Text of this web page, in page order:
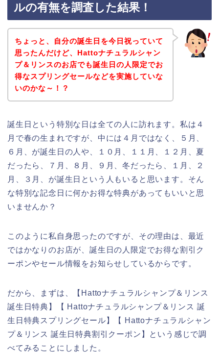
ルの有無を調査した結果！
ちょっと、自分の誕生日を今日祝っていて
思ったんだけど、Hattoナチュラルシャン
プ＆リンスのお店でも誕生日の人限定でお
得なスプリングセールなどを実施していな
いのかな～！？
誕生日という特別な日は全ての人に訪れます。私は４
月で春の生まれですが、中には４月ではなく、５月、
６月、が誕生日の人や、１０月、１１月、１２月、夏
だったら、７月、８月、９月、冬だったら、１月、２
月、３月、が誕生日という人もいると思います。そん
な特別な記念日に何かお得な特典があってもいいと思
いませんか？
このように私自身思ったのですが、その理由は、最近
ではかなりのお店が、誕生日の人限定でお得な割引ク
ーポンやセール情報をお知らせしているからです。
だから、まずは、【Hattoナチュラルシャンプ＆リンス
誕生日特典】【 Hattoナチュラルシャンプ＆リンス 誕
生日特典スプリングセール】【 Hattoナチュラルシャン
プ＆リンス 誕生日特典割引クーポン】という感じで調
べてみることにしました。